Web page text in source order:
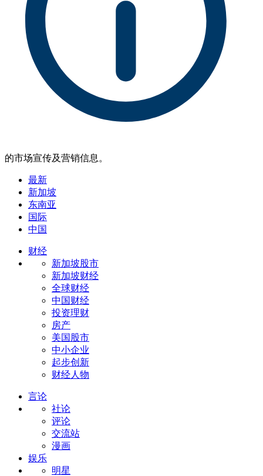
的市场宣传及营销信息。
最新
新加坡
东南亚
国际
中国
财经
新加坡股市
新加坡财经
全球财经
中国财经
投资理财
房产
美国股市
中小企业
起步创新
财经人物
言论
社论
评论
交流站
漫画
娱乐
明星